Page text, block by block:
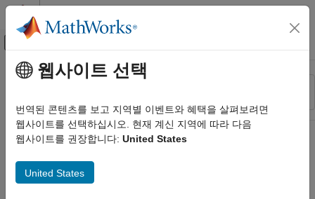
콘텐츠로 바로 가기
오프캔버스 탐색 메뉴 토글
리소스
상태
주요 콘텐츠
웹사이트 선택
번역된 콘텐츠를 보고 지역별 이벤트와 혜택을 살펴보려면
웹사이트를 선택하십시오. 현재 계신 지역에 따라 다음
웹사이트를 권장합니다: United States
United States